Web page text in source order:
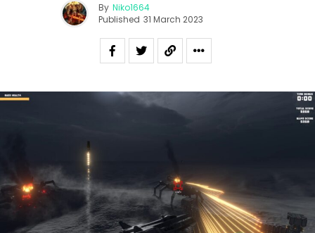
By Niko1664
Published 31 March 2023